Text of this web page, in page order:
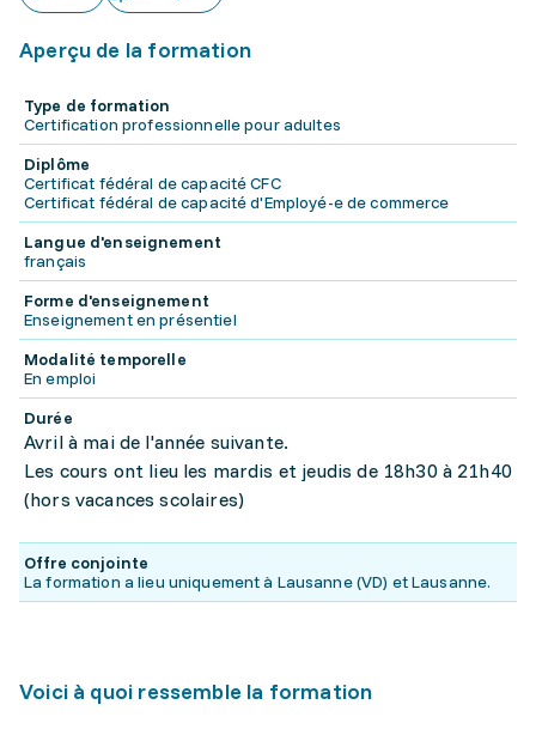
Aperçu de la formation
Type de formation
Certification professionnelle pour adultes
Diplôme
Certificat fédéral de capacité CFC
Certificat fédéral de capacité d'Employé-e de commerce
Langue d'enseignement
français
Forme d'enseignement
Enseignement en présentiel
Modalité temporelle
En emploi
Durée
Avril à mai de l'année suivante.
Les cours ont lieu les mardis et jeudis de 18h30 à 21h40
(hors vacances scolaires)
Offre conjointe
La formation a lieu uniquement à Lausanne (VD) et Lausanne.
Voici à quoi ressemble la formation